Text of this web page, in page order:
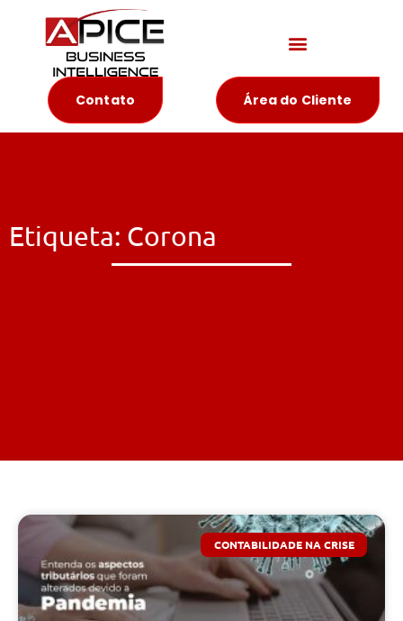
Contato Área do Cliente
Etiqueta: Corona
CONTABILIDADE NA CRISE